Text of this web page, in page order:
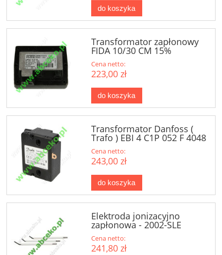
do koszyka
Transformator zapłonowy
FIDA 10/30 CM 15%
Cena netto:
223,00 zł
do koszyka
Transformator Danfoss (
Trafo ) EBI 4 C1P 052 F 4048
Cena netto:
243,00 zł
do koszyka
Elektroda jonizacyjno
zapłonowa - 2002-SLE
Cena netto:
241,80 zł